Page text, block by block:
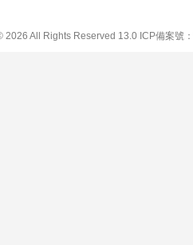
2026 All Rights Reserved 13.0 ICP備案號：